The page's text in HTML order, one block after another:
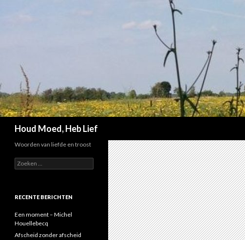
Houd Moed, Heb Lief
Woorden van liefde en troost
Z
o
e
n
a
a
RECENTE BERICHTEN
Een moment – Michel
Houellebecq
Afscheid zonder afscheid